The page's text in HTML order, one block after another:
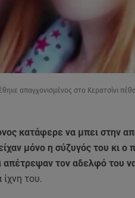
απαγχονισμένος στο Κερατσίνι
κατάφερε να μπει στην
μόνο η σύζυγός του κι ο
απέτρεψαν τον αδελφό του
του.